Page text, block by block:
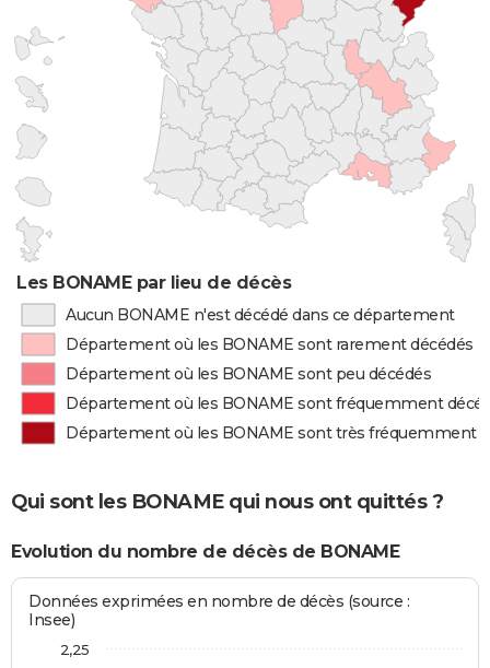
Les BONAME par lieu de décès
Aucun BONAME n'est décédé dans ce département
Département où les BONAME sont rarement décédés
Département où les BONAME sont peu décédés
Département où les BONAME sont fréquemment
Département où les BONAME sont très fréquemment
Qui sont les BONAME qui nous ont quittés ?
Evolution du nombre de décès de BONAME
Données exprimées en nombre de décès (source :
Insee)
2,25